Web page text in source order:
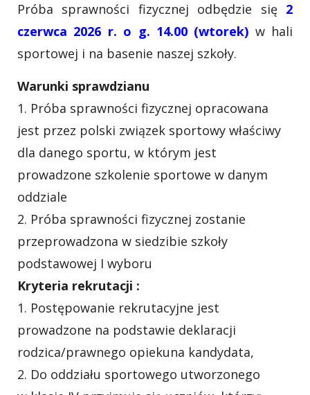
Próba sprawności fizycznej odbędzie się 2
czerwca 2026 r. o g. 14.00 (wtorek) w hali
sportowej i na basenie naszej szkoły.
Warunki sprawdzianu
1. Próba sprawności fizycznej opracowana
jest przez polski związek sportowy właściwy
dla danego sportu, w którym jest
prowadzone szkolenie sportowe w danym
oddziale
2. Próba sprawności fizycznej zostanie
przeprowadzona w siedzibie szkoły
podstawowej I wyboru
Kryteria rekrutacji :
1. Postępowanie rekrutacyjne jest
prowadzone na podstawie deklaracji
rodzica/prawnego opiekuna kandydata,
2. Do oddziału sportowego utworzonego